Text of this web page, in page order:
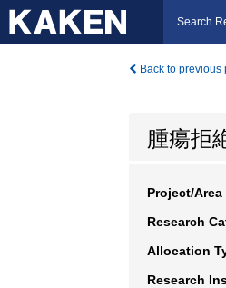
Search
Back to previous
腫瘍拒
Project/Area
Research
Allocation
Research